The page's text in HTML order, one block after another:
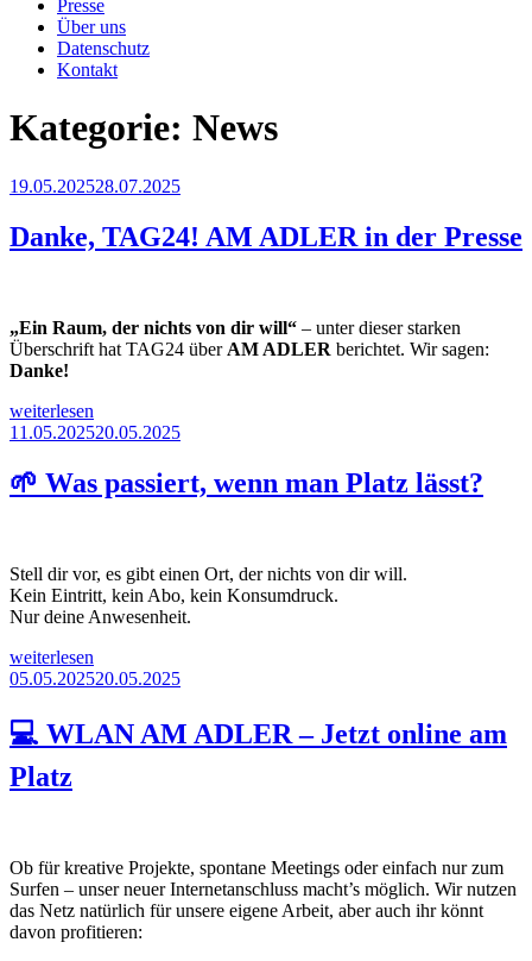
Presse
Über uns
Datenschutz
Kontakt
Kategorie: News
Veröffentlicht
19.05.202528.07.2025
Danke, TAG24! AM ADLER in der Presse
„Ein Raum, der nichts von dir will“ – unter dieser starken
Überschrift hat TAG24 über AM ADLER berichtet. Wir sagen:
Danke!
„Danke,
TAG24!
ADLER
in
weiterlesen
Veröffentlicht
11.05.202520.05.2025
🌱 Was passiert, wenn man Platz lässt?
Stell dir vor, es gibt einen Ort, der nichts von dir will.
Kein Eintritt, kein Abo, kein Konsumdruck.
Nur deine Anwesenheit.
„🌱
Was
wenn
man
Platz
lässt?“
weiterlesen
Veröffentlicht
05.05.202520.05.2025
💻 WLAN AM ADLER – Jetzt online am
Platz
Ob für kreative Projekte, spontane Meetings oder einfach nur zum
Surfen – unser neuer Internetanschluss macht’s möglich. Wir nutzen
das Netz natürlich für unsere eigene Arbeit, aber auch ihr könnt
davon profitieren: